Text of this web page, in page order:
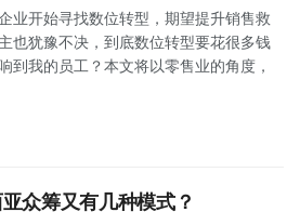
业开始寻找数位转型，期望提升销售救
也犹豫不决，到底数位转型要花很多钱
到我的员工？本文将以零售业的角度，
众筹又有几种模式？